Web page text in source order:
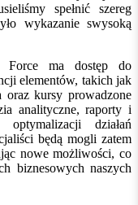
spełnić szereg
wykazanie swysoką
Force ma dostęp do
elementów, takich jak
oraz kursy prowadzone
analityczne, raporty i
działań
będą mogli zatem
nowe możliwości, co
biznesowych naszych